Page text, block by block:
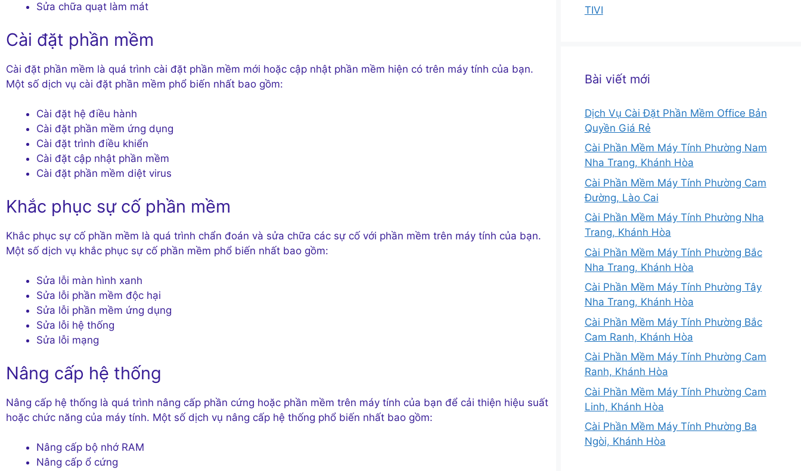
Sửa chữa quạt làm mát
Cài đặt phần mềm
Cài đặt phần mềm là quá trình cài đặt phần mềm mới hoặc cập nhật phần mềm hiện có trên máy tính của bạn.
Một số dịch vụ cài đặt phần mềm phổ biến nhất bao gồm:
Cài đặt hệ điều hành
Cài đặt phần mềm ứng dụng
Cài đặt trình điều khiển
Cài đặt cập nhật phần mềm
Cài đặt phần mềm diệt virus
Khắc phục sự cố phần mềm
Khắc phục sự cố phần mềm là quá trình chẩn đoán và sửa chữa các sự cố với phần mềm trên máy tính của bạn.
Một số dịch vụ khắc phục sự cố phần mềm phổ biến nhất bao gồm:
Sửa lỗi màn hình xanh
Sửa lỗi phần mềm độc hại
Sửa lỗi phần mềm ứng dụng
Sửa lỗi hệ thống
Sửa lỗi mạng
Nâng cấp hệ thống
Nâng cấp hệ thống là quá trình nâng cấp phần cứng hoặc phần mềm trên máy tính của bạn để cải thiện hiệu suất
hoặc chức năng của máy tính. Một số dịch vụ nâng cấp hệ thống phổ biến nhất bao gồm:
Nâng cấp bộ nhớ RAM
Nâng cấp ổ cứng
TIVI
Bài viết mới
Dịch Vụ Cài Đặt Phần Mềm Office Bản
Quyền Giá Rẻ
Cài Phần Mềm Máy Tính Phường Nam
Nha Trang, Khánh Hòa
Cài Phần Mềm Máy Tính Phường Cam
Đường, Lào Cai
Cài Phần Mềm Máy Tính Phường Nha
Trang, Khánh Hòa
Cài Phần Mềm Máy Tính Phường Bắc
Nha Trang, Khánh Hòa
Cài Phần Mềm Máy Tính Phường Tây
Nha Trang, Khánh Hòa
Cài Phần Mềm Máy Tính Phường Bắc
Cam Ranh, Khánh Hòa
Cài Phần Mềm Máy Tính Phường Cam
Ranh, Khánh Hòa
Cài Phần Mềm Máy Tính Phường Cam
Linh, Khánh Hòa
Cài Phần Mềm Máy Tính Phường Ba
Ngòi, Khánh Hòa